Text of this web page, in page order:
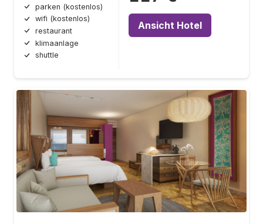
parken (kostenlos)
wifi (kostenlos)
restaurant
klimaanlage
shuttle
Ansicht Hotel